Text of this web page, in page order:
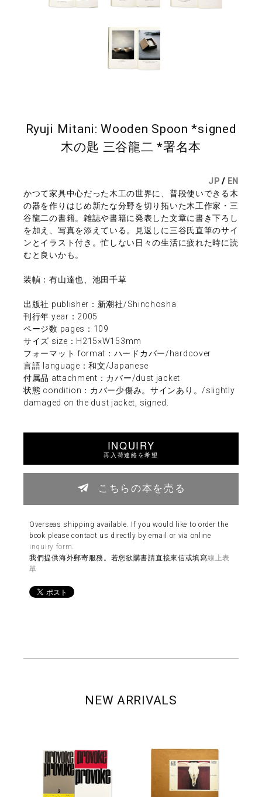
Ryuji Mitani: Wooden Spoon *signed
木の匙 三谷龍二 *署名本
JP / EN
かつて家具中心だった木工の世界に、普段使いできる木
の器を作りはじめ新たな分野を切り拓いた木工作家・三
谷龍二の書籍。雑誌や書籍に発表した文章に書き下ろし
を加え、写真を添えている。見返しに三谷氏直筆のサイ
ンとイラスト付き。忙しない日々の生活に疲れた時に読
むと良いかも。
装幀：有山達也、池田千草
出版社 publisher：新潮社/Shinchosha
刊行年 year：2005
ページ数 pages：109
サイズ size：H215×W153mm
フォーマット format：ハードカバー/hardcover
言語 language：和文/Japanese
付属品 attachment：カバー/dust jacket
状態 condition：カバー少傷み。サインあり。/slightly
damaged on the dust jacket, signed.
INQUIRY
再入荷連絡を希望
こちらの本を売る
Overseas shipping available. If you would like to order the
book please contact us directly by email or via online
inquiry form
我們提供海外郵寄服務。若您欲購書請直接來信或填寫線上表
單
NEW ARRIVALS